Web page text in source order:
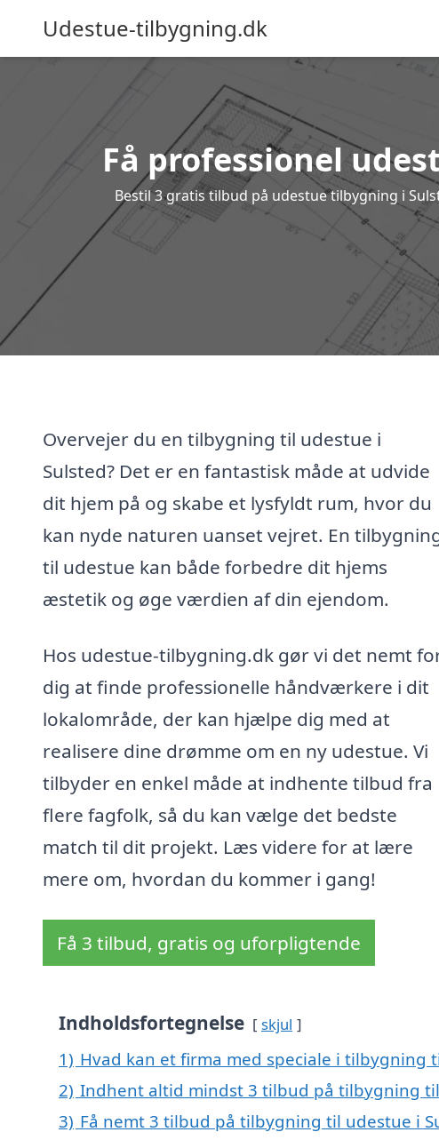
Udestue-tilbygning.dk
Få professionel
Bestil 3 gratis tilbud på udestue tilbygning i
Overvejer du en tilbygning til udestue i
Sulsted? Det er en fantastisk måde at udvide
dit hjem på og skabe et lysfyldt rum, hvor du
kan nyde naturen uanset vejret. En
til udestue kan både forbedre dit hjems
æstetik og øge værdien af din ejendom.
Hos udestue-tilbygning.dk gør vi det nemt
dig at finde professionelle håndværkere i dit
lokalområde, der kan hjælpe dig med at
realisere dine drømme om en ny udestue. Vi
tilbyder en enkel måde at indhente tilbud fra
flere fagfolk, så du kan vælge det bedste
match til dit projekt. Læs videre for at lære
mere om, hvordan du kommer i gang!
Få 3 tilbud, gratis og uforpligtende
Indholdsfortegnelse skjul
1) Hvad kan et firma med speciale i tilbygning
2) Indhent altid mindst 3 tilbud på tilbygning
3) Få nemt 3 tilbud på tilbygning til udestue i